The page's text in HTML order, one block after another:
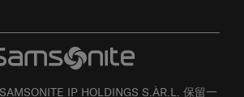
IP HOLDINGS S.ÀR.L. 保留一